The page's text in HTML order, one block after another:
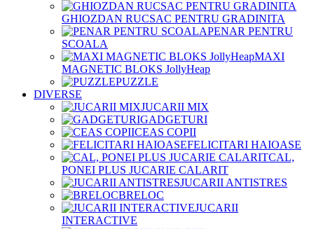
GHIOZDAN RUCSAC PENTRU GRADINITA
PENAR PENTRU
SCOALA
MAXI
MAGNETIC BLOKS JollyHeap
PUZZLE
DIVERSE
JUCARII MIX
GADGETURI
CEAS COPII
FELICITARI HAIOASE
CAL,
PONEI PLUS JUCARIE CALARIT
JUCARII ANTISTRES
BRELOC
JUCARII
INTERACTIVE